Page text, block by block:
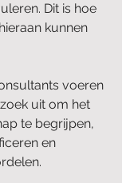
Dit is hoe
kunnen
voeren
uit om het
te begrijpen,
en